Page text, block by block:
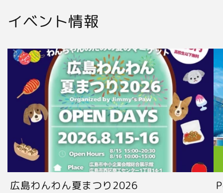
イベント情報
広島わんわん夏まつり2026